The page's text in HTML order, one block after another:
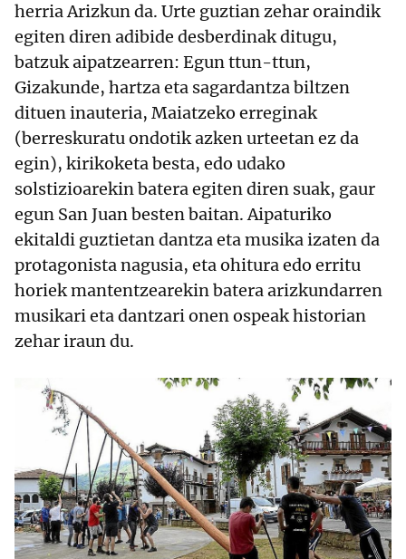
herria Arizkun da. Urte guztian zehar oraindik
egiten diren adibide desberdinak ditugu,
batzuk aipatzearren: Egun ttun-ttun,
Gizakunde, hartza eta sagardantza biltzen
dituen inauteria, Maiatzeko erreginak
(berreskuratu ondotik azken urteetan ez da
egin), kirikoketa besta, edo udako
solstizioarekin batera egiten diren suak, gaur
egun San Juan besten baitan. Aipaturiko
ekitaldi guztietan dantza eta musika izaten da
protagonista nagusia, eta ohitura edo erritu
horiek mantentzearekin batera arizkundarren
musikari eta dantzari onen ospeak historian
zehar iraun du.